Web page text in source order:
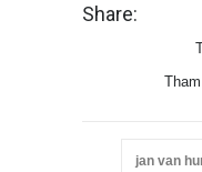
Share:
jan van